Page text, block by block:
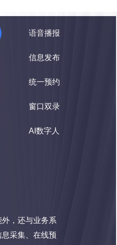
语音播报
信息发布
统一预约
窗口双录
AI数字人
，还与业务系
采集、在线预